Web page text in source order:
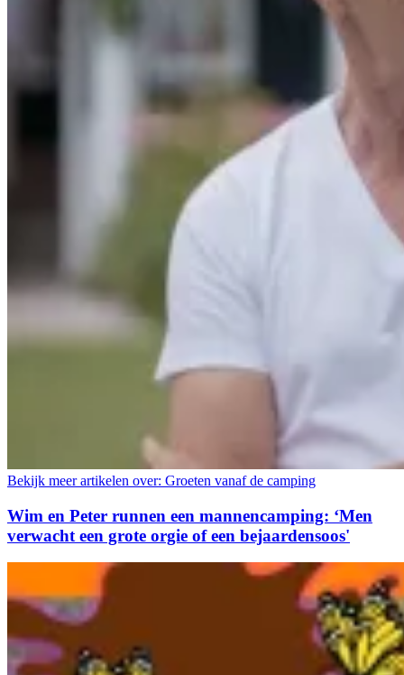
Bekijk meer artikelen over: Groeten vanaf de camping
Wim en Peter runnen een mannencamping: ‘Men
verwacht een grote orgie of een bejaardensoos'